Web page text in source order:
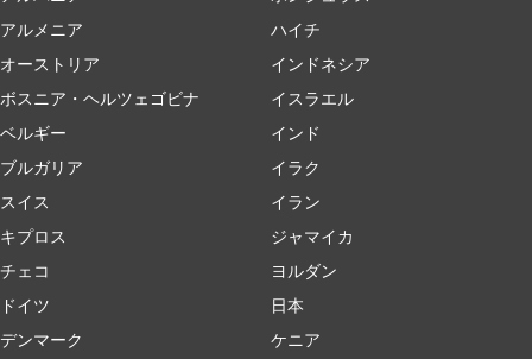
アルメニア
オーストリア
ボスニア・ヘルツェゴビナ
ベルギー
ブルガリア
スイス
キプロス
チェコ
ドイツ
デンマーク
ハイチ
インドネシア
イスラエル
インド
イラク
イラン
ジャマイカ
ヨルダン
日本
ケニア